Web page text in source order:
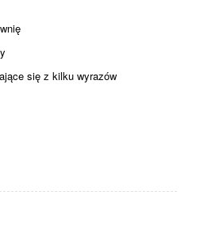
się z kilku wyrazów